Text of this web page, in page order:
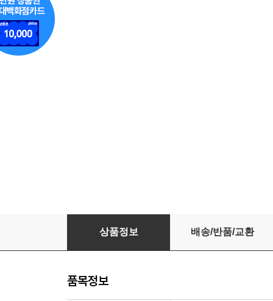
섹스앤더시티풀패키지(18DISC) / DVD 최상급
상품정보 배송/반품/교환
품목정보